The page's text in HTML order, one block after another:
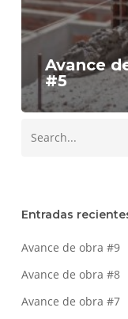
Avance
#5
Entradas
Avance de obra #9
Avance de obra #8
Avance de obra #7